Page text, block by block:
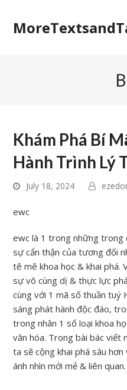
Khám Phá Bí
Hành Trình Lý
July 18, 2024
ewc
ewc là 1 trong những trong
sự cẩn thận của tương đối
tê mê khoa học & khai phá.
sự vô cùng dị & thực lực
cùng với 1 mã số thuần tuý
sáng phát hành độc đáo,
trong nhân 1 số loại khoa
văn hóa. Trong bài bác viết
ta sẽ cộng khai phá sâu
ánh nhìn mới mẻ & liên quan.